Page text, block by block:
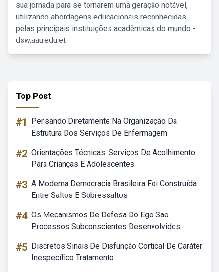
sua jornada para se tornarem uma geração notável,
utilizando abordagens educacionais reconhecidas
pelas principais instituições acadêmicas do mundo -
dsw.aau.edu.et.
Top Post
#1
Pensando Diretamente Na Organização Da
Estrutura Dos Serviços De Enfermagem
#2 Orientações Técnicas: Serviços De Acolhimento
Para Crianças E Adolescentes.
#3 A Moderna Democracia Brasileira Foi Construída
Entre Saltos E Sobressaltos
#4 Os Mecanismos De Defesa Do Ego Sao
Processos Subconscientes Desenvolvidos
#5 Discretos Sinais De Disfunção Cortical De Caráter
Inespecífico Tratamento